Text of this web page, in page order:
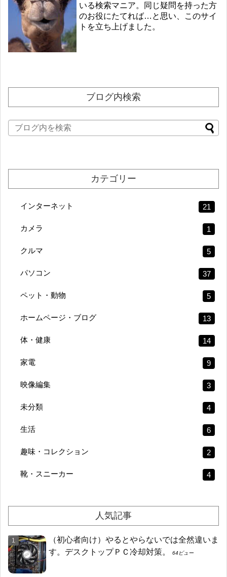
いる検索マニア。同じ疑問を持った方
のお役にたてれば…と思い、このサイ
トを立ち上げました。
ブログ内検索
カテゴリー
インターネット 21
カメラ 1
クルマ 5
パソコン 37
ペット・動物 5
ホームページ・ブログ 13
体・健康 14
家電 9
映像編集 3
未分類 4
生活 6
趣味・コレクション 2
靴・スニーカー 4
人気記事
（初心者向け）やるとやらないでは全然違いま
す。デスクトップＰＣ冷却対策。
64ビュー